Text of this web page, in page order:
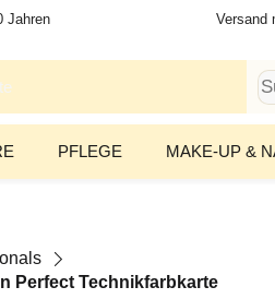
Jahren Versand
PFLEGE MAKE-UP &
Perfect Technikfarbkarte